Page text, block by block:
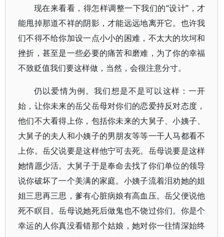
现在来看看，得怎样调整一下我们的“设计”，才
能甩掉那道不祥的阴影，才能远远地离开它。也许我
们不得不给你加设一点小小的困难，不太大的坎坷和
挫折，甚至是一些必要的痛苦和磨难，为了你的幸福
不致贬值我们要这样做，当然，会很注意分寸。
仍以爱情为例。我们想是不是可以这样：一开
始，让你未来的岳父岳母对你们的恋爱持反对态度，
他们不大看得上你，包括你未来的大舅子、小姨子、
大舅子的夫人和小姨子的男朋友等等一干人马都看不
上你。岳父说要是这样他宁可去死。岳母说要是这样
她情愿少活。大舅子于是奉命去找了你们单位的领导
说你破坏了一个美满的家庭。小姨子流着泪劝她的姐
姐三思再三思，爹有心脏病娘有高血压。岳父便说他
死不瞑目。岳母说她死后做鬼也不饶过你们。你是个
幸运的人你真没看错那个姑娘，她对你一往情深始终